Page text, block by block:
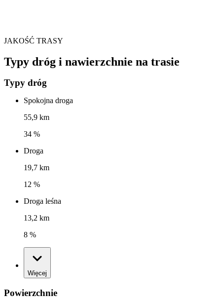
JAKOŚĆ TRASY
Typy dróg i nawierzchnie na trasie
Typy dróg
Spokojna droga
55,9 km
34 %
Droga
19,7 km
12 %
Droga leśna
13,2 km
8 %
Więcej
Powierzchnie